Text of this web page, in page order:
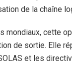
de la chaîne
mondiaux, cette
de sortie. Elle
et les